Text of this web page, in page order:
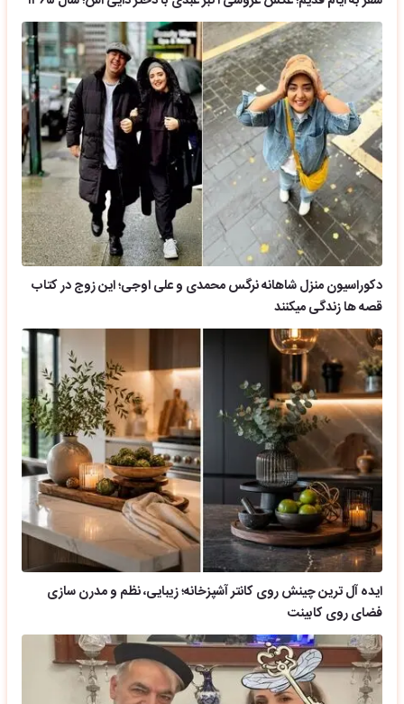
دکوراسیون منزل شاهانه نرگس محمدی و علی اوجی؛ این زوج در کتاب
قصه ها زندگی میکنند
ایده آل ترین چینش روی کانتر آشپزخانه؛ زیبایی، نظم و مدرن سازی
فضای روی کابینت